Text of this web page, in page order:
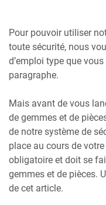
Pour pouvoir utiliser
toute sécurité, nous
d’emploi type que
paragraphe.
Mais avant de vous
de gemmes et de
de notre système de
place au cours de
obligatoire et doit se
gemmes et de pièces.
de cet article.